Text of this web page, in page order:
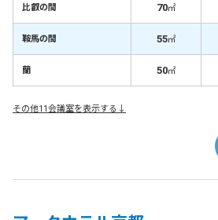
比叡の間 70㎡
鞍馬の間 55㎡
蘭 50㎡
その他11会議室を表示する↓